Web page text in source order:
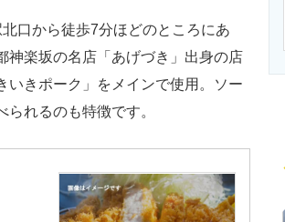
口から徒歩7分ほどのところにあ
神楽坂の名店「あげづき」出身の店
いきポーク」をメインで使用。ソー
れるのも特徴です。